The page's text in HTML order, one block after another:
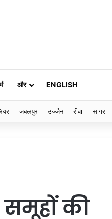
और ENGLISH
जबलपुर उज्जैन रीवा सागर
की